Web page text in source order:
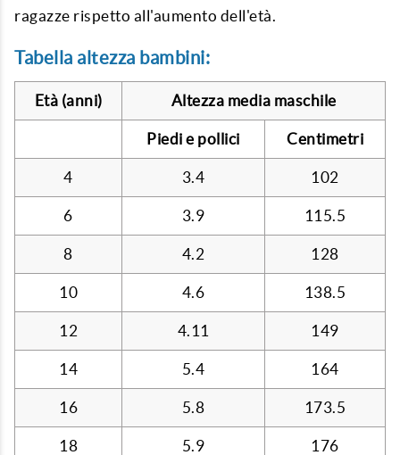
ragazze rispetto all'aumento dell'età.
Tabella altezza bambini:
Età (anni) Altezza media maschile
Piedi e pollici Centimetri
4 3.4 102
6 3.9 115.5
8 4.2 128
10 4.6 138.5
12 4.11 149
14 5.4 164
16 5.8 173.5
18 5.9 176